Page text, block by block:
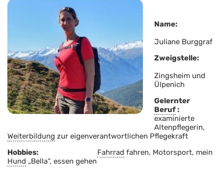
Name:
Juliane Burggraf
Zweigstelle:
Zingsheim und
Ülpenich
Gelernter
Beruf:
examinierte
Altenpflegerin,
Weiterbildung zur eigenverantwortlichen Pflegekraft
Hobbies:
Fahrrad fahren, Motorsport, mein
Hund „Bella“, essen gehen